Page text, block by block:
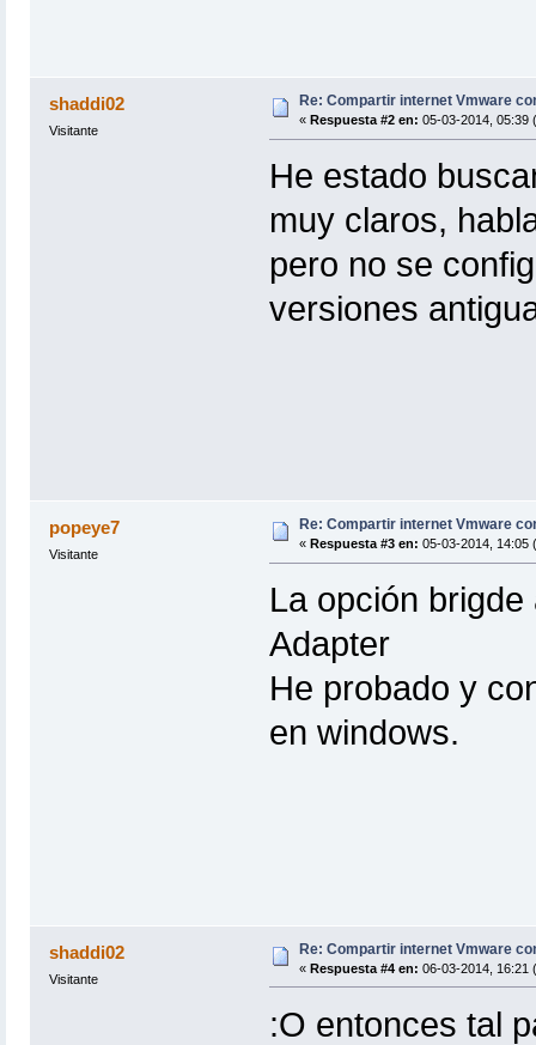
shaddi02
Visitante
Re: Compartir internet Vmware
« Respuesta #2 en: 05-03-2014, 05:39
He estado
muy claros,
pero no se
versiones
popeye7
Visitante
Re: Compartir internet Vmware
« Respuesta #3 en: 05-03-2014, 14:05
La opción
Adapter
He probado y
en windows.
shaddi02
Visitante
Re: Compartir internet Vmware
« Respuesta #4 en: 06-03-2014, 16:21
:O entonces tal